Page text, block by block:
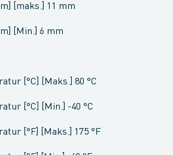
[maks.] 11 mm
[Min.] 6 mm
[°C] [Maks.] 80 °C
[°C] [Min.] -40 °C
[°F] [Maks.] 175 °F